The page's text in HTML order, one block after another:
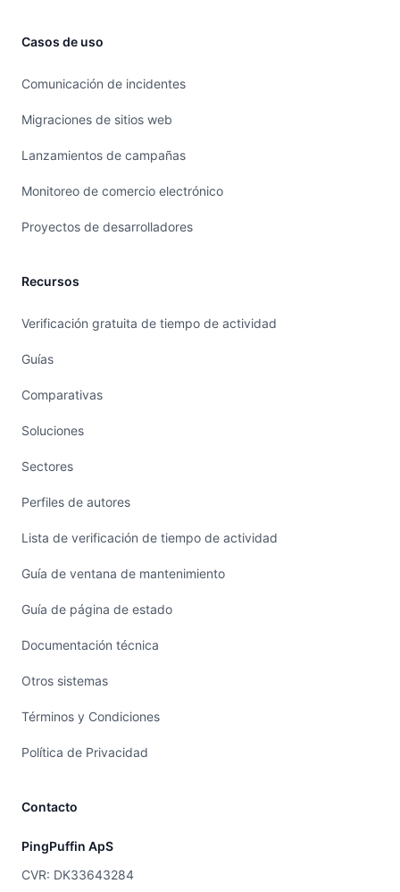
Casos de uso
Comunicación de incidentes
Migraciones de sitios web
Lanzamientos de campañas
Monitoreo de comercio electrónico
Proyectos de desarrolladores
Recursos
Verificación gratuita de tiempo de actividad
Guías
Comparativas
Soluciones
Sectores
Perfiles de autores
Lista de verificación de tiempo de actividad
Guía de ventana de mantenimiento
Guía de página de estado
Documentación técnica
Otros sistemas
Términos y Condiciones
Política de Privacidad
Contacto
PingPuffin ApS
CVR: DK33643284